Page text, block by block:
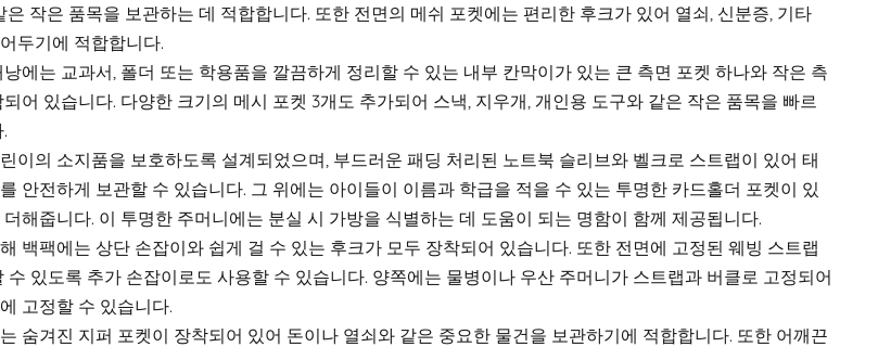
은 작은 품목을 보관하는 데 적합합니다. 또한 전면의 메쉬 포켓에는 편리한 후크가 있어 열쇠, 신분증, 기타
두기에 적합합니다.
에는 교과서, 폴더 또는 학용품을 깔끔하게 정리할 수 있는 내부 칸막이가 있는 큰 측면 포켓 하나와 작은 측
어 있습니다. 다양한 크기의 메시 포켓 3개도 추가되어 스낵, 지우개, 개인용 도구와 같은 작은 품목을 빠르
이의 소지품을 보호하도록 설계되었으며, 부드러운 패딩 처리된 노트북 슬리브와 벨크로 스트랩이 있어 태
안전하게 보관할 수 있습니다. 그 위에는 아이들이 이름과 학급을 적을 수 있는 투명한 카드홀더 포켓이 있
해줍니다. 이 투명한 주머니에는 분실 시 가방을 식별하는 데 도움이 되는 명함이 함께 제공됩니다.
백팩에는 상단 손잡이와 쉽게 걸 수 있는 후크가 모두 장착되어 있습니다. 또한 전면에 고정된 웨빙 스트랩
수 있도록 추가 손잡이로도 사용할 수 있습니다. 양쪽에는 물병이나 우산 주머니가 스트랩과 버클로 고정되어
고정할 수 있습니다.
숨겨진 지퍼 포켓이 장착되어 있어 돈이나 열쇠와 같은 중요한 물건을 보관하기에 적합합니다. 또한 어깨끈